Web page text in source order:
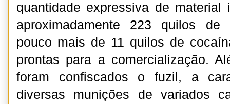
quantidade expressiva de material
aproximadamente 223 quilos de
pouco mais de 11 quilos de
prontas para a comercialização.
foram confiscados o fuzil, a
diversas munições de variados